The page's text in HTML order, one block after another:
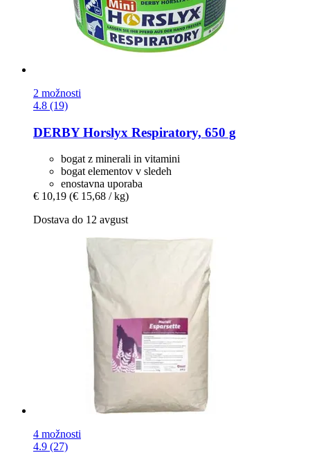
2 možnosti
4.8 (19)
DERBYHorslyx Respiratory, 650 g
bogat z minerali in vitamini
bogat elementov v sledeh
enostavna uporaba
€ 10,19 (€ 15,68 / kg)
Dostava do 12 avgust
4 možnosti
4.9 (27)